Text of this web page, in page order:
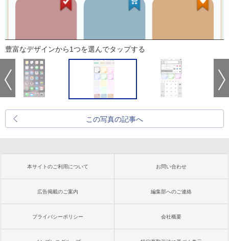
豊富なデザインから1つを選んでタップする
この写真の記事へ
本サイトのご利用について お問い合わせ
広告掲載のご案内 編集部へのご連絡
プライバシーポリシー 会社概要